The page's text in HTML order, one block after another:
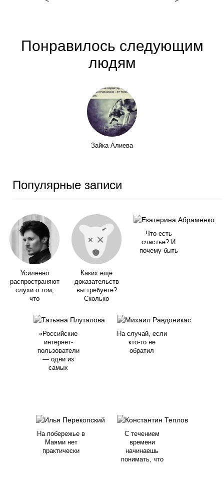
Понравилось следующим
людям
Зайка Алиева
Популярные записи
Усиленно
распространяют
слухи о том,
что
Каких ещё
доказательств
вы требуете?
Сколько
Что есть
счастье? И
почему быть
«Российские
интернет-
пользователи
— одни из
самых
На случай, если
кто-то не
обратил
На побережье в
Маями нет
практически
С течением
времени
начинаешь
понимать, что